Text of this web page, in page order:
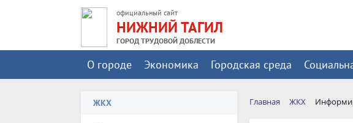
официальный сайт
НИЖНИЙ ТАГИЛ
ГОРОД ТРУДОВОЙ ДОБЛЕСТИ
О городе Экономика Городская среда
ЖКХ Главная ЖКХ